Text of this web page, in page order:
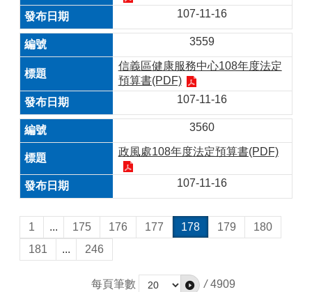
107-11-16
3559
信義區健康服務中心108年度法定
預算書(PDF)
107-11-16
3560
政風處108年度法定預算書(PDF)
107-11-16
1 ... 175 176 177 178 179
180
181
... 246
每頁筆數 / 4909